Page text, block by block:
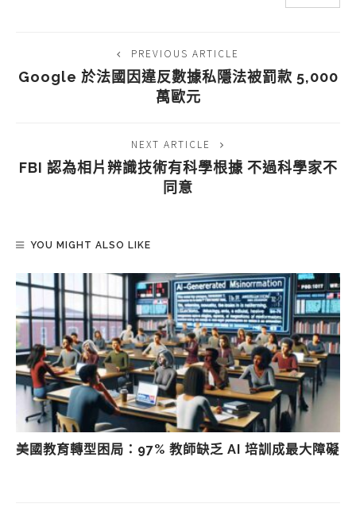
PREVIOUS ARTICLE
Google 於法國因違反數據私隱法被罰款 5,000
萬歐元
NEXT ARTICLE
FBI 認為相片辨識技術有科學根據 不過科學家不
同意
YOU MIGHT ALSO LIKE
美國教育轉型困局：97% 教師缺乏 AI 培訓成最大障礙